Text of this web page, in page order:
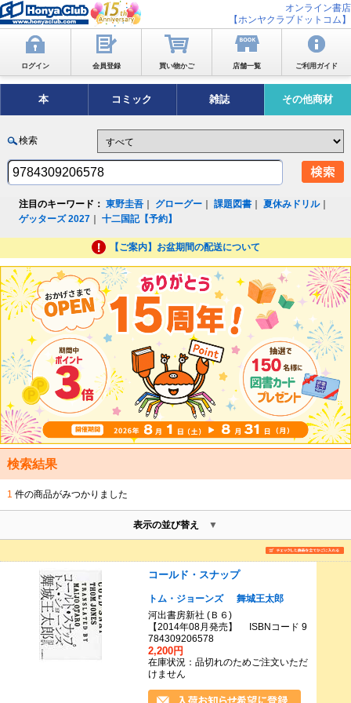
オンライン書店
【ホンヤクラブドットコム】
ログイン 会員登録 買い物かご 店舗一覧 ご利用ガイド
本 コミック 雑誌 その他商材
検索
注目のキーワード： 東野圭吾 グローグー ｜課題図書 ｜夏休みドリル｜
ゲッターズ 2027 ｜十二国記【予約】
【ご案内】お盆期間の配送について
検索結果
1 件の商品がみつかりました
表示の並び替え
コールド・スナップ
トム・ジョーンズ
舞城王太郎
河出書房新社 (Ｂ６)
【2014年08月発売】 ISBNコード 9
784309206578
2,200円
在庫状況：品切れのためご注文いただ
けません